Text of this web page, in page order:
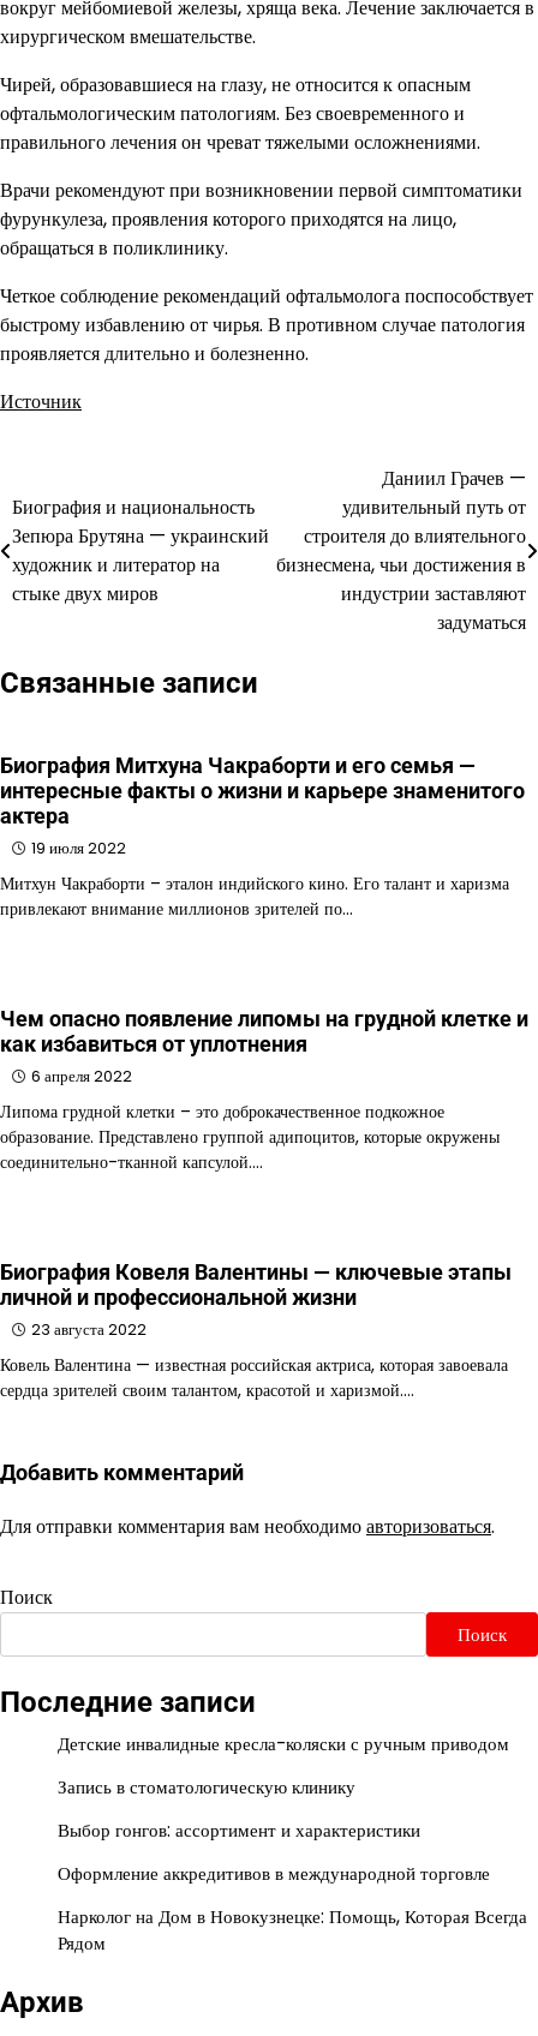
вокруг мейбомиевой железы, хряща века. Лечение заключается в
хирургическом вмешательстве.
Чирей, образовавшиеся на глазу, не относится к опасным
офтальмологическим патологиям. Без своевременного и
правильного лечения он чреват тяжелыми осложнениями.
Врачи рекомендуют при возникновении первой симптоматики
фурункулеза, проявления которого приходятся на лицо,
обращаться в поликлинику.
Четкое соблюдение рекомендаций офтальмолога поспособствует
быстрому избавлению от чирья. В противном случае патология
проявляется длительно и болезненно.
Источник
по
записям
Биография и национальность
Зепюра Брутяна — украинский
художник и литератор на
стыке двух миров
Даниил Грачев —
удивительный путь от
строителя до влиятельного
бизнесмена, чьи достижения в
индустрии заставляют
задуматься
Связанные записи
Биография Митхуна Чакраборти и его семья —
интересные факты о жизни и карьере знаменитого
актера
19 июля 2022
Митхун Чакраборти – эталон индийского кино. Его талант и харизма
привлекают внимание миллионов зрителей по…
Чем опасно появление липомы на грудной клетке и
как избавиться от уплотнения
6 апреля 2022
Липома грудной клетки – это доброкачественное подкожное
образование. Представлено группой адипоцитов, которые окружены
соединительно-тканной капсулой.…
Биография Ковеля Валентины — ключевые этапы
личной и профессиональной жизни
23 августа 2022
Ковель Валентина — известная российская актриса, которая завоевала
сердца зрителей своим талантом, красотой и харизмой.…
Добавить комментарий
Для отправки комментария вам необходимоавторизоваться.
Поиск
Поиск
Последние записи
Детские инвалидные кресла-коляски с ручным приводом
Запись в стоматологическую клинику
Выбор гонгов: ассортимент и характеристики
Оформление аккредитивов в международной торговле
Нарколог на Дом в Новокузнецке: Помощь, Которая Всегда
Рядом
Архив